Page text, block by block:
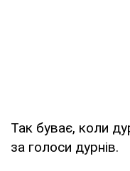
Так буває, коли
за голоси дурнів.